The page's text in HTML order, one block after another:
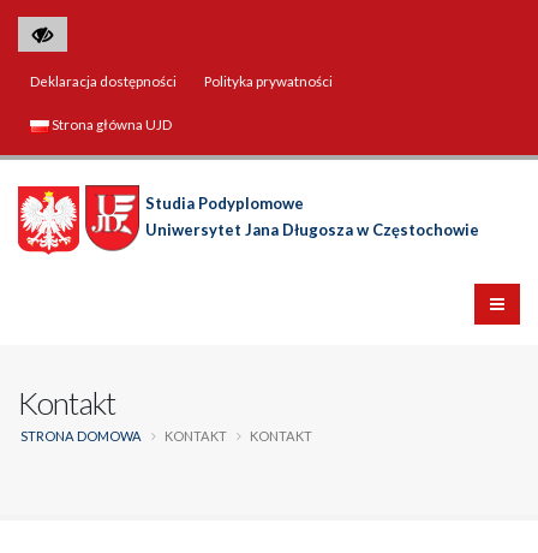
Deklaracja dostępności Polityka prywatności
Strona główna UJD
Studia Podyplomowe
Uniwersytet Jana Długosza w Częstochowie
Kontakt
STRONA DOMOWA KONTAKT KONTAKT